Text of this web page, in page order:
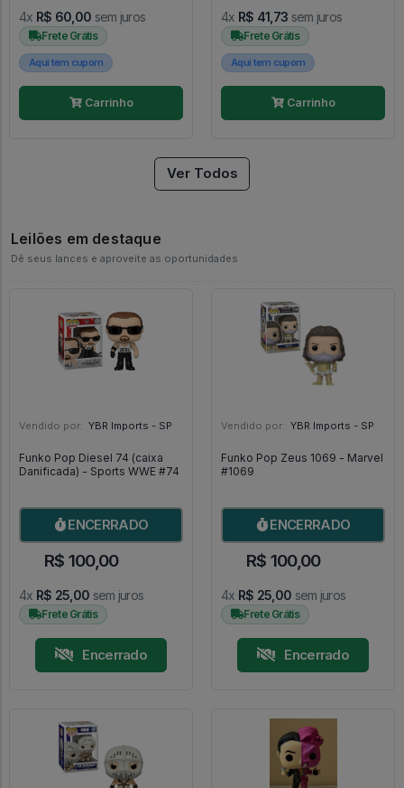
4x R$ 60,00 sem juros
Frete Grátis
Aqui tem cupom
Carrinho
4x R$ 41,73 sem juros
Frete Grátis
Aqui tem cupom
Carrinho
Ver Todos
Leilões em destaque
Dê seus lances e aproveite as oportunidades
Vendido por: YBR Imports - SP
Funko Pop Diesel 74 (caixa
Danificada) - Sports WWE #74
ENCERRADO
R$ 100,00
4x R$ 25,00 sem juros
Frete Grátis
Encerrado
Vendido por: YBR Imports - SP
Funko Pop Zeus 1069 - Marvel
#1069
ENCERRADO
R$ 100,00
4x R$ 25,00 sem juros
Frete Grátis
Encerrado